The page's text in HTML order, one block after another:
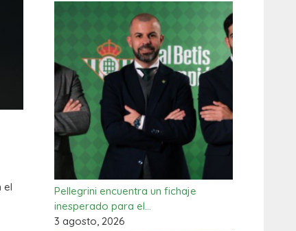
el
Pellegrini encuentra un fichaje
inesperado para el…
3 agosto, 2026